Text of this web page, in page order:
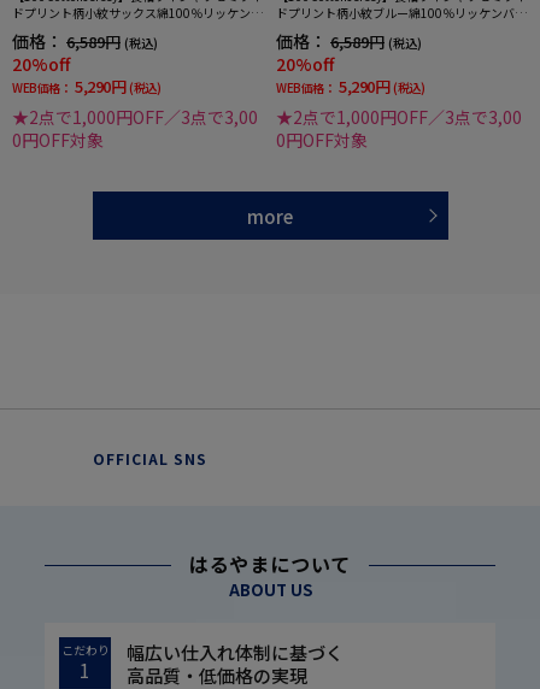
ドプリント柄小紋サックス綿100％リッケンバ
ッカー通年
価格： 6,589円 (税込)
20%off
WEB価格： 5,290円 (税込)
★2点で1,000円OFF／3点で3,00
0円OFF対象
ドプリント柄小紋ブルー綿100％リッケンバッ
カー通年
価格： 6,589円 (税込)
20%off
WEB価格： 5,290円 (税込)
★2点で1,000円OFF／3点で3,00
0円OFF対象
more
OFFICIAL SNS
はるやまについて
ABOUT US
こだわり
1
幅広い仕入れ体制に基づく
高品質・低価格の実現